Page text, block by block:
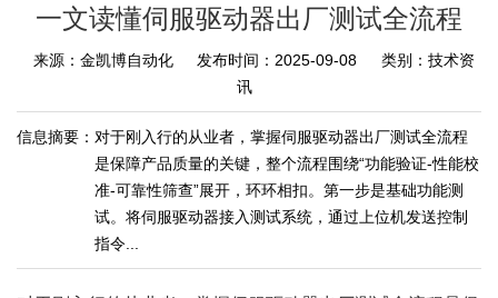
一文读懂伺服驱动器出厂测试全流程
来源：金凯博自动化 发布时间：2025-09-08
类别：技术资
讯
信息摘要： 对于刚入行的从业者，掌握伺服驱动器出厂测试全流程
是保障产品质量的关键，整个流程围绕“功能验证-性能校
准-可靠性筛查”展开，环环相扣。第一步是基础功能测
试。将伺服驱动器接入测试系统，通过上位机发送控制
指令...